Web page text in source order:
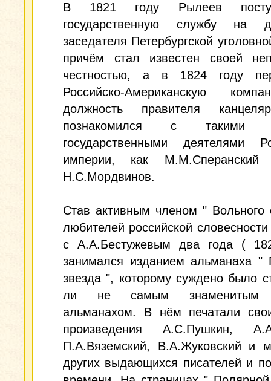
В 1821 году Рылеев
государственную службу на
заседателя Петербургской
причём стал известен своей
честностью, а в 1824 году
Российско-Американскую
должность правителя
познакомился с такими
государственными деятелями
империи, как
Н.С.Мордвинов.
Став активным членом " Вольного
любителей российской
с А.А.Бестужевым два года (
занимался изданием альманаха "
звезда ", которому суждено было
ли не самым знаменитым
альманахом. В нём печатали
произведения А.С.Пушкин,
П.А.Вяземский, В.А.Жуковский и
других выдающихся писателей и